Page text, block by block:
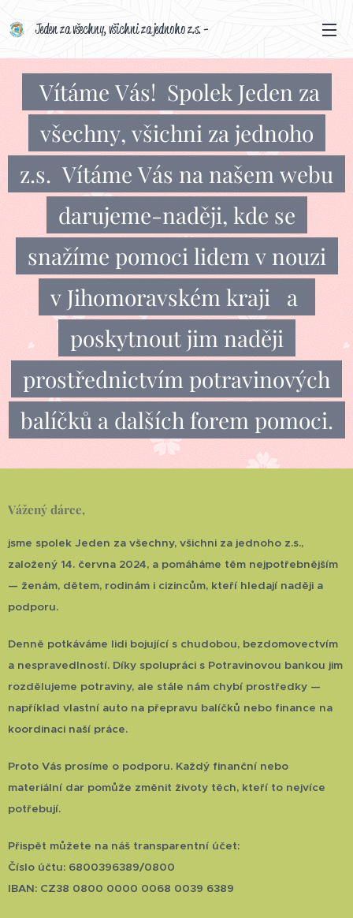
Jeden za všechny, všichni za jednoho z.s. -
Vítáme Vás! Spolek Jeden za
všechny, všichni za jednoho
z.s. Vítáme Vás na našem webu
darujeme-naději, kde se
snažíme pomoci lidem v nouzi
v Jihomoravském kraji a
poskytnout jim naději
prostřednictvím potravinových
balíčků a dalších forem pomoci.
Vážený dárce,
jsme spolek Jeden za všechny, všichni za jednoho z.s.,
založený 14. června 2024, a pomáháme těm nejpotřebnějším
— ženám, dětem, rodinám i cizincům, kteří hledají naději a
podporu.
Denně potkáváme lidi bojující s chudobou, bezdomovectvím
a nespravedlností. Díky spolupráci s Potravinovou bankou jim
rozdělujeme potraviny, ale stále nám chybí prostředky —
například vlastní auto na přepravu balíčků nebo finance na
koordinaci naší práce.
Proto Vás prosíme o podporu. Každý finanční nebo
materiální dar pomůže změnit životy těch, kteří to nejvíce
potřebují.
Přispět můžete na náš transparentní účet:
Číslo účtu: 6800396389/0800
IBAN: CZ38 0800 0000 0068 0039 6389